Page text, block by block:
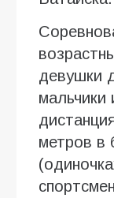
девушки
мальчики
метров в